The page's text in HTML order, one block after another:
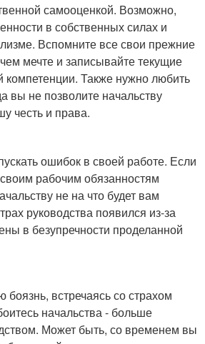
самооценкой. Возможно,
в собственных силах и
Вспомните все свои прежние
мечте и записывайте текущие
компетенции. Также нужно любить
вы не позволите начальству
честь и права.
ошибок в своей работе. Если
своим рабочим обязанностям
не на что будет вам
руководства появился из-за
в безупречности проделанной
встречаясь со страхом
начальства - больше
Может быть, со временем вы